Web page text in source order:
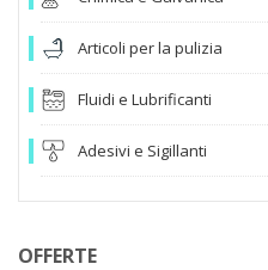
Articoli per la pulizia
Fluidi e Lubrificanti
Adesivi e Sigillanti
OFFERTE